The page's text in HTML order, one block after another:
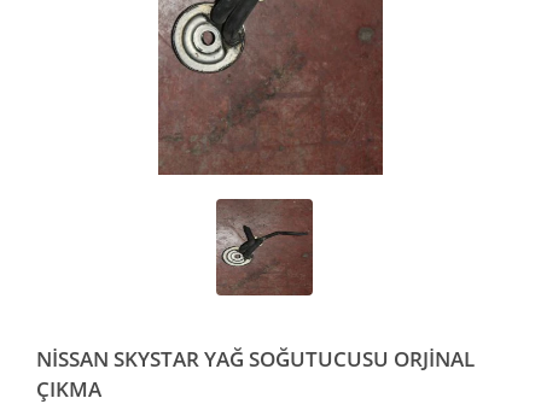
NİSSAN SKYSTAR YAĞ SOĞUTUCUSU ORJİNAL
ÇIKMA